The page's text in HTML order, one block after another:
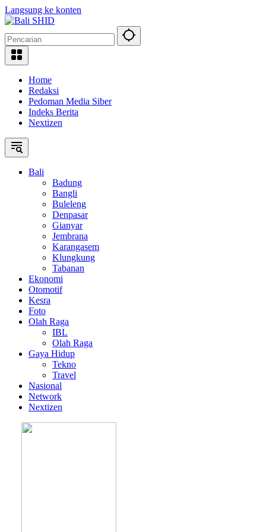
Langsung ke konten
Home
Redaksi
Pedoman Media Siber
Indeks Berita
Nextizen
Bali
Badung
Bangli
Buleleng
Denpasar
Gianyar
Jembrana
Karangasem
Klungkung
Tabanan
Ekonomi
Otomotif
Kesra
Foto
Olah Raga
IBL
Olah Raga
Gaya Hidup
Tekno
Travel
Nasional
Network
Nextizen